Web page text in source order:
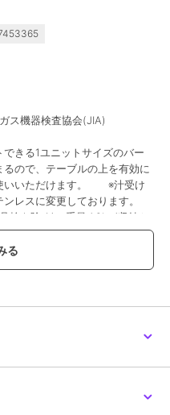
ス機器検査協会(JIA)
できる1ユニットサイズのバー
ので、テーブルの上を有効に
いいただけます。 ※汁受け
ンレスに変更しております。
栓を除く) 重量:1.9kg(収納ケ
、収納ケース、結束用バン
ミ、スチール、樹脂 ●セット
用バンド ●サイ
パワーガス250プロイソ、
250SR/ギガパワーガス250